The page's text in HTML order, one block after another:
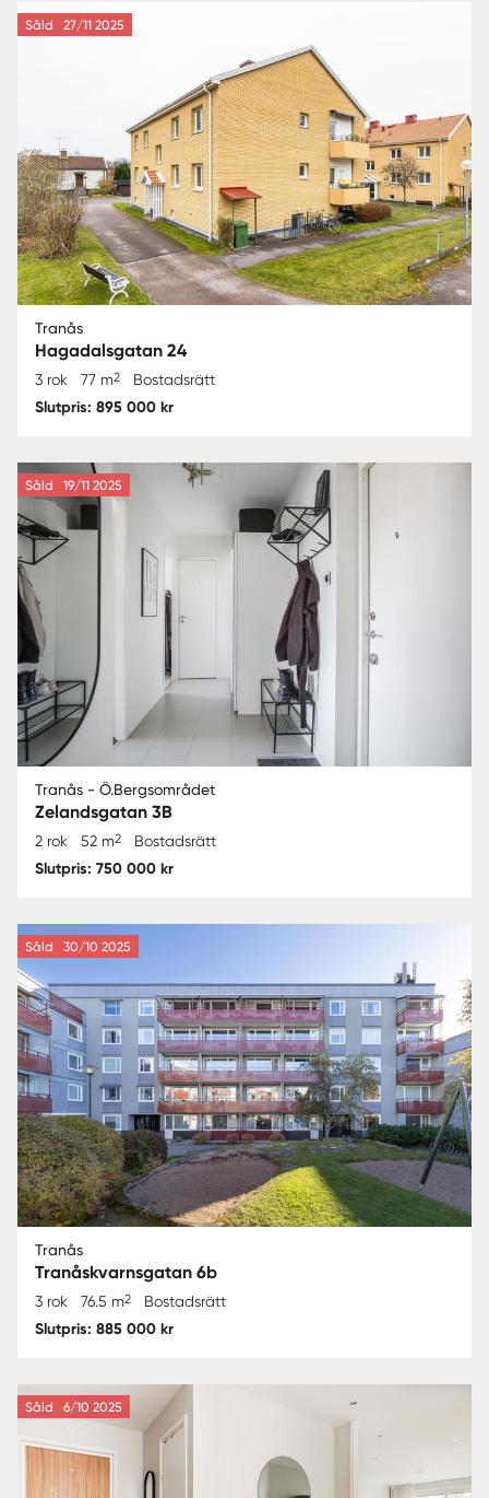
Såld 27/11 2025
Tranås
Hagadalsgatan 24
3 rok 77 m2 Bostadsrätt
Slutpris: 895 000 kr
Såld 19/11 2025
Tranås - Ö.Bergsområdet
Zelandsgatan 3B
2 rok 52 m2 Bostadsrätt
Slutpris: 750 000 kr
Såld 30/10 2025
Tranås
Tranåskvarnsgatan 6b
3 rok 76.5 m2 Bostadsrätt
Slutpris: 885 000 kr
Såld 6/10 2025